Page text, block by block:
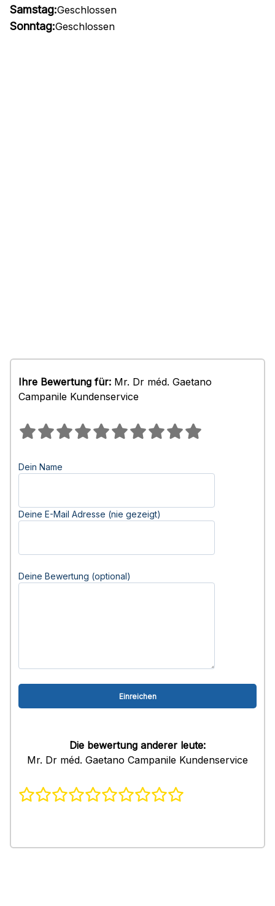
Samstag:Geschlossen
Sonntag:Geschlossen
Ihre Bewertung für: Mr. Dr méd. Gaetano
Campanile Kundenservice
Dein Name
Deine E-Mail Adresse (nie gezeigt)
Deine Bewertung (optional)
Die bewertung anderer leute:
Mr. Dr méd. Gaetano Campanile Kundenservice